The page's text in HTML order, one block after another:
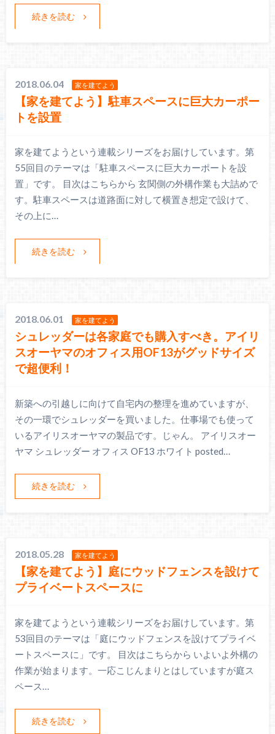
続きを読む
2018.06.04 家を建てよう
【家を建てよう】駐車スペースに巨大カーポー
トを設置
家を建てようという連載シリーズをお届けしています。第
55回目のテーマは「駐車スペースに巨大カーポートを設
置」です。 目次はこちらから 玄関側の外構作業も大詰めで
す。駐車スペースは道路面に対して横置き想定で設けて、
その上に…
続きを読む
2018.06.01 家を建てよう
シュレッダーは各家庭でも購入すべき。アイリ
スオーヤマのオフィス用OF13がグッドサイズ
で超便利！
新築への引越しに向けて自宅内の整理を進めていますが、
その一環でシュレッダーを買いました。仕事場でも使って
いるアイリスオーヤマの製品です。じゃん。 アイリスオー
ヤマ シュレッダー オフィス OF13 ホワイト posted…
続きを読む
2018.05.28 家を建てよう
【家を建てよう】庭にウッドフェンスを設けて
プライベートスペースに
家を建てようという連載シリーズをお届けしています。第
53回目のテーマは「庭にウッドフェンスを設けてプライベ
ートスペースに」です。 目次はこちらから いよいよ外構の
作業が始まります。一応こじんまりとはしていますが庭ス
ペース…
続きを読む